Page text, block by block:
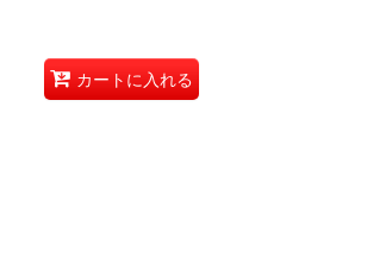
カートに入れる